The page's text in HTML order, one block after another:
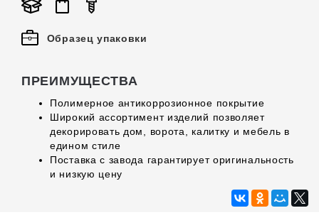
Образец упаковки
ПРЕИМУЩЕСТВА
Полимерное антикоррозионное покрытие
Широкий ассортимент изделий позволяет
декорировать дом, ворота, калитку и мебель в
едином стиле
Поставка с завода гарантирует оригинальность
и низкую цену